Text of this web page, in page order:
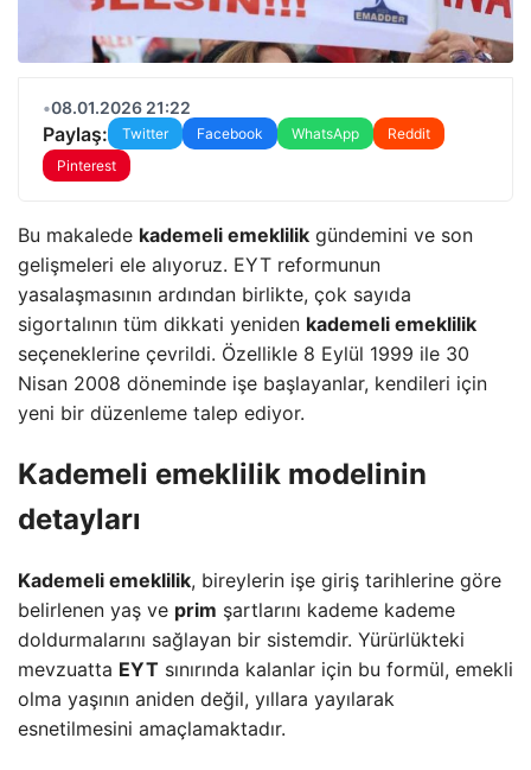
•08.01.2026 21:22
Paylaş: Twitter Facebook WhatsApp
Reddit
Pinterest
Bu makalede kademeli emeklilik gündemini ve son
gelişmeleri ele alıyoruz. EYT reformunun
yasalaşmasının ardından birlikte, çok sayıda
sigortalının tüm dikkati yeniden kademeli emeklilik
seçeneklerine çevrildi. Özellikle 8 Eylül 1999 ile 30
Nisan 2008 döneminde işe başlayanlar, kendileri için
yeni bir düzenleme talep ediyor.
Kademeli emeklilik modelinin
detayları
Kademeli emeklilik, bireylerin işe giriş tarihlerine göre
belirlenen yaş ve prim şartlarını kademe kademe
doldurmalarını sağlayan bir sistemdir. Yürürlükteki
mevzuatta EYT sınırında kalanlar için bu formül, emekli
olma yaşının aniden değil, yıllara yayılarak
esnetilmesini amaçlamaktadır.